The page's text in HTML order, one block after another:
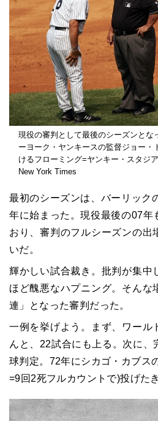
現役の審判として最後のシーズンとな
ーヨーク・ヤンキースの監督ジョー・
けるフローミング=ヤンキー・スタジ
New York Times
最初のシーズンは、バーリック
年に始まった。現役最後の07年
おり、審判のフルシーズンの出
いだ。
輝かしい試合裁き。批判が集中
ほど醜悪なハプニング。そんな
連」となった審判だった。
一例を挙げよう。まず、ワール
んと、22試合にも上る。次に、
球判定。72年にシカゴ・カブス
=9回2死フルカウントで)投げた